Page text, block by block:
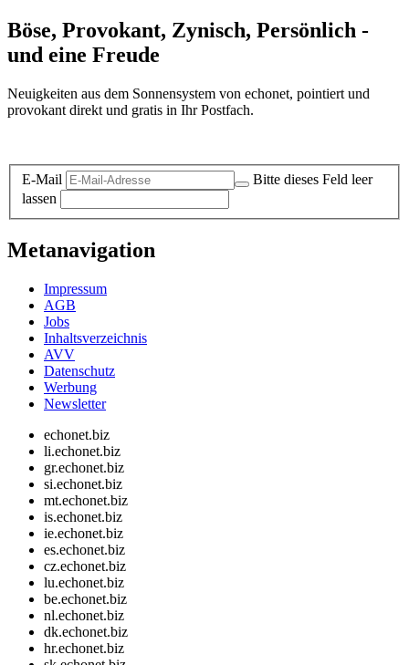
Böse, Provokant, Zynisch, Persönlich -
und eine Freude
Neuigkeiten aus dem Sonnensystem von echonet, pointiert und
provokant direkt und gratis in Ihr Postfach.
E-Mail
Bitte dieses Feld leer
lassen
Metanavigation
Impressum
AGB
Jobs
Inhaltsverzeichnis
AVV
Datenschutz
Werbung
Newsletter
echonet.biz
li.echonet.biz
gr.echonet.biz
si.echonet.biz
mt.echonet.biz
is.echonet.biz
ie.echonet.biz
es.echonet.biz
cz.echonet.biz
lu.echonet.biz
be.echonet.biz
nl.echonet.biz
dk.echonet.biz
hr.echonet.biz